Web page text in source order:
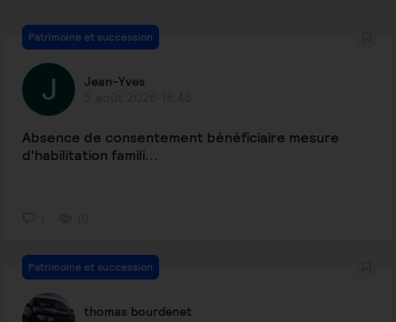
Patrimoine et succession
Jean-Yves
Absence de consentement bénéficiaire mesure
d'habilitation famili...
Patrimoine et succession
thomas bourdenet